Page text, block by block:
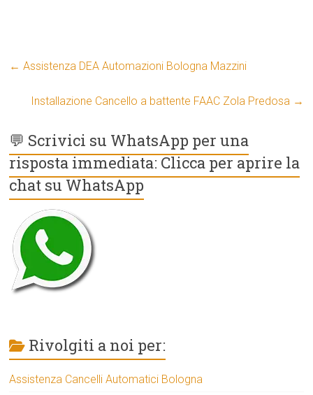
← Assistenza DEA Automazioni Bologna Mazzini
Installazione Cancello a battente FAAC Zola Predosa →
💬 Scrivici su WhatsApp per una
risposta immediata: Clicca per aprire la
chat su WhatsApp
Rivolgiti a noi per:
Assistenza Cancelli Automatici Bologna